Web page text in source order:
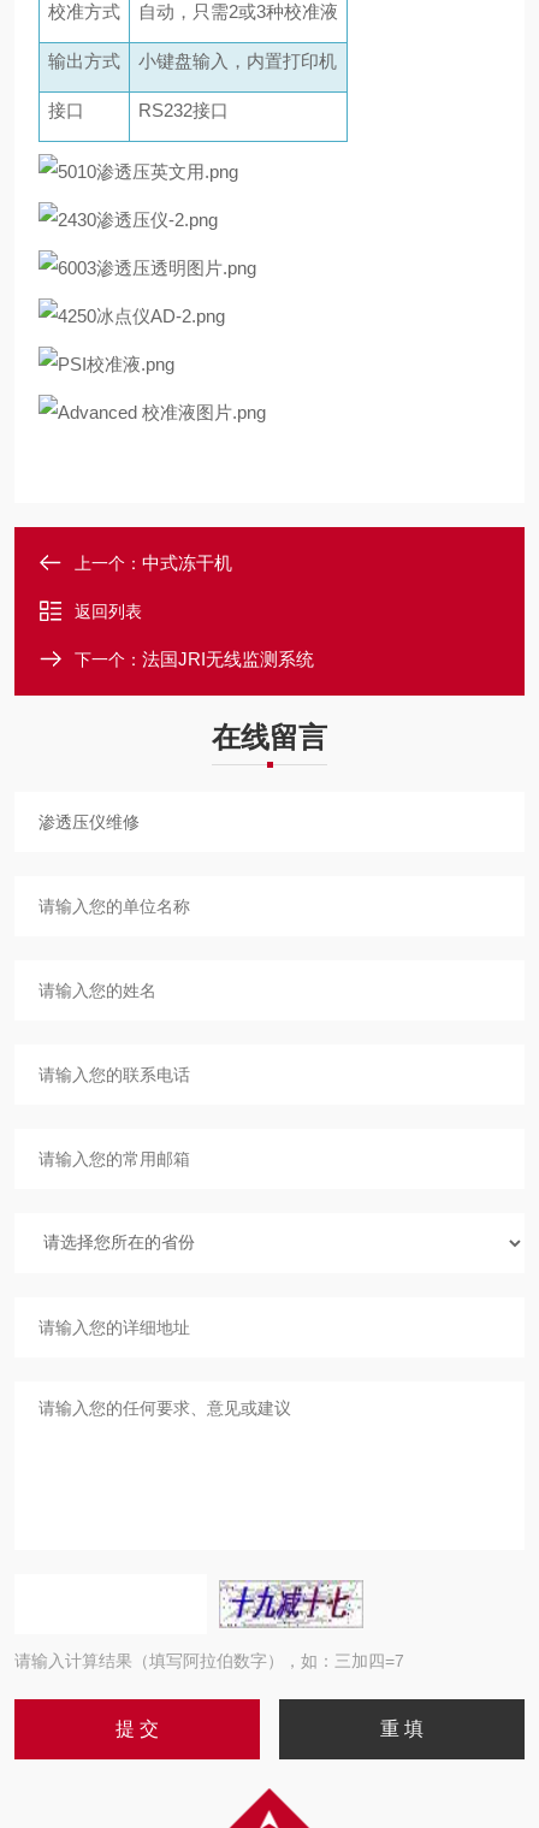
校准方式 自动，只需2或3种校准液
输出方式 小键盘输入，内置打印机
接口 RS232接口
上一个： 中式冻干机
返回列表
下一个： 法国JRI无线监测系统
在线留言
请输入计算结果（填写阿拉伯数字），如：三加四=7